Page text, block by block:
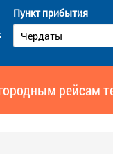
Пункт прибытия
рейсам